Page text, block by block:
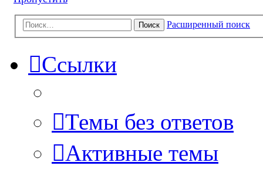
Поиск Расширенный поиск
Ссылки
Темы без ответов
Активные темы